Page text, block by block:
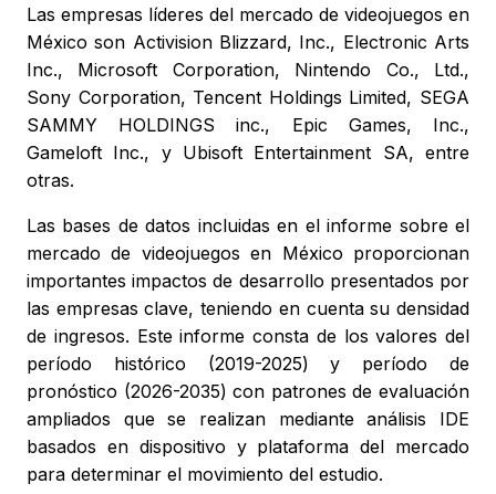
Las empresas líderes del mercado de videojuegos en
México son Activision Blizzard, Inc., Electronic Arts
Inc., Microsoft Corporation, Nintendo Co., Ltd.,
Sony Corporation, Tencent Holdings Limited, SEGA
SAMMY HOLDINGS inc., Epic Games, Inc.,
Gameloft Inc., y Ubisoft Entertainment SA, entre
otras.
Las bases de datos incluidas en el informe sobre el
mercado de videojuegos en México proporcionan
importantes impactos de desarrollo presentados por
las empresas clave, teniendo en cuenta su densidad
de ingresos. Este informe consta de los valores del
período histórico (2019-2025) y período de
pronóstico (2026-2035) con patrones de evaluación
ampliados que se realizan mediante análisis IDE
basados en dispositivo y plataforma del mercado
para determinar el movimiento del estudio.